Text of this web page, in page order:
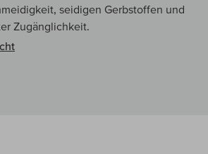
seidigen Gerbstoffen und
Zugänglichkeit.